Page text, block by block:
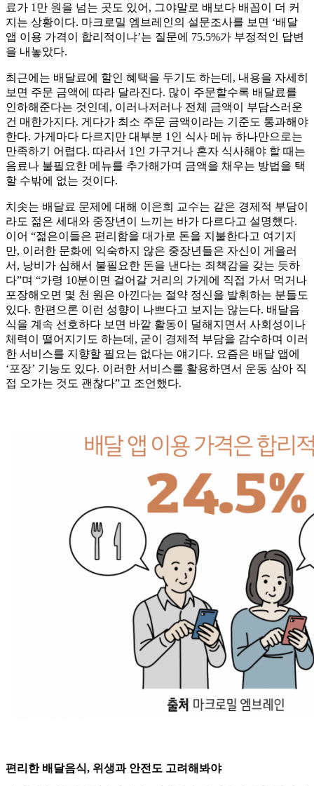
료가 1만 원을 넘는 곳도 있어, 그야말로 배보다 배꼽이 더 커
지는 상황이다. 마크로밀 엠브레인의 설문조사를 보면 ‘배달
앱 이용 가격이 합리적이냐’는 질문에 75.5%가 부정적인 답변
을 내놓았다.
최근에는 배달료에 할인 혜택을 두기도 하는데, 내용을 자세히
보면 주문 금액에 따라 달라진다. 많이 주문할수록 배달료를
인하해준다는 것인데, 이러나저러나 전체 금액이 부담스러운
건 매한가지다. 게다가 최소 주문 금액이라는 기준도 통과해야
한다. 가게마다 다르지만 대부분 1인 식사 메뉴 하나만으로는
만족하기 어렵다. 따라서 1인 가구거나 혼자 식사해야 할 때는
음료나 불필요한 메뉴를 추가해가며 금액을 채우는 방법을 택
할 수밖에 없는 것이다.
치솟는 배달료 문제에 대해 이은희 교수는 같은 경제적 부담이
라도 젊은 세대와 중장년이 느끼는 바가 다르다고 설명했다.
이어 “젊은이들은 편리함을 대가로 돈을 지불한다고 여기지
만, 이러한 문화에 익숙하지 않은 중장년들은 자신이 게을러
서, 낭비가 심해서 불필요한 돈을 낸다는 죄책감을 갖는 듯하
다”며 “가령 10분이면 걸어갈 거리의 가게에 직접 가서 먹거나
포장해오면 몇 천 원은 아낀다는 절약 정신을 발휘하는 분들도
있다. 한편으론 이런 성향이 나쁘다고 보지는 않는다. 배달음
식을 계속 선호하다 보면 바깥 활동이 덜해지면서 사회성이나
체력이 떨어지기도 하는데, 굳이 경제적 부담을 감수하며 이러
한 서비스를 지향할 필요는 없다는 얘기다. 요즘은 배달 앱에
‘포장’ 기능도 있다. 이러한 서비스를 활용하면서 운동 삼아 직
접 오가는 것도 괜찮다”고 조언했다.
편리한 배달음식, 위생과 안전도 고려해봐야